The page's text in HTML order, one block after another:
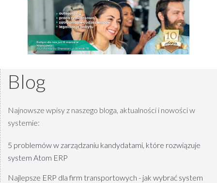
Blog
Najnowsze wpisy z naszego bloga, aktualności i nowości w
systemie:
5 problemów w zarządzaniu kandydatami, które rozwiązuje
system Atom ERP
Najlepsze ERP dla firm transportowych - jak wybrać system